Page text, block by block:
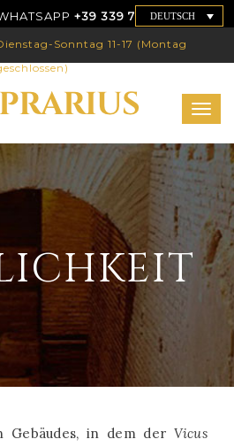
DEUTSCH
+39 339 7786192
Sonntag 11-17 (Montag
Gebäudes, in dem der Vicus